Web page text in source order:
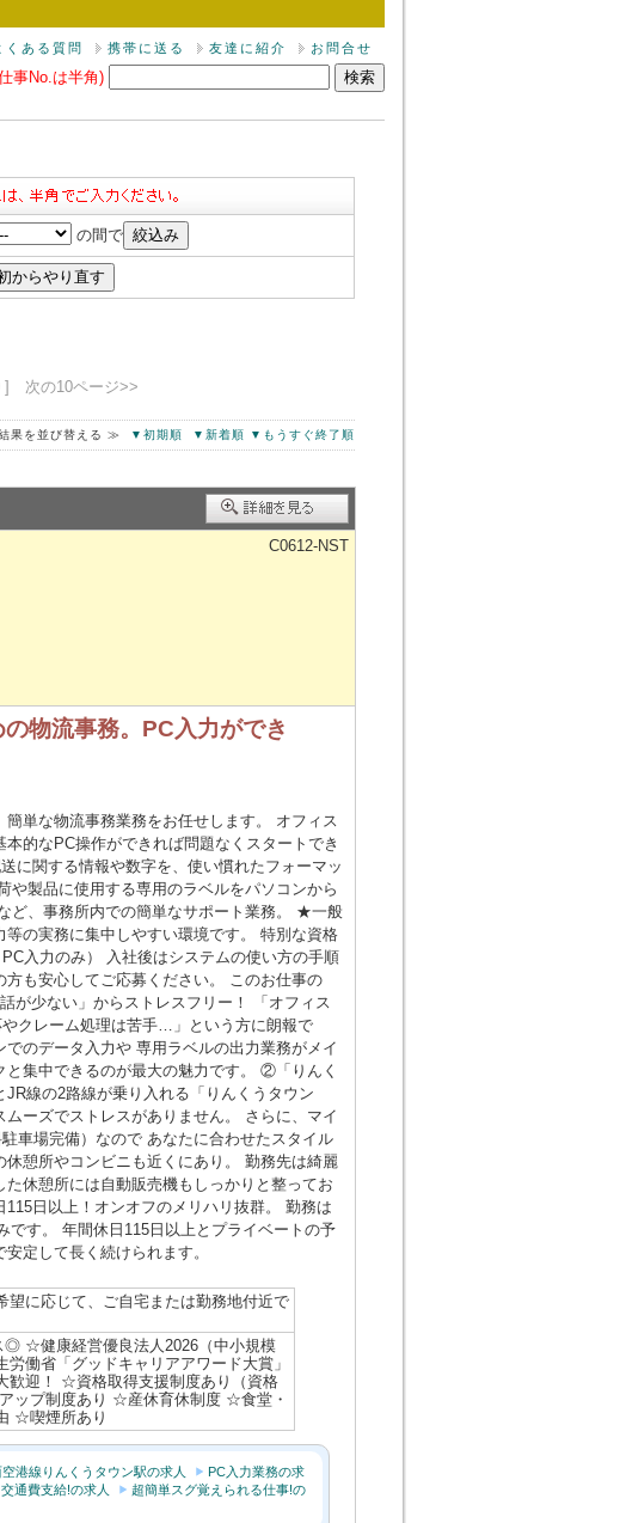
くある質問 携帯に送る 友達に紹介 お問合せ
事No.は半角)
の間で
] 次の10ページ>>
果を並び替える ≫ ▼初期順 ▼新着順 ▼もうすぐ終了順
C0612-NST
物流事務。PC入力ができ
単な物流事務業務をお任せします。 オフィス
的なPC操作ができれば問題なくスタートでき
に関する情報や数字を、使い慣れたフォーマッ
や製品に使用する専用のラベルをパソコンから
ど、事務所内での簡単なサポート業務。 ★一般
の実務に集中しやすい環境です。 特別な資格
入力のみ） 入社後はシステムの使い方の手順
も安心してご応募ください。 このお仕事の
が少ない」からストレスフリー！ 「オフィス
クレーム処理は苦手…」という方に朗報で
のデータ入力や 専用ラベルの出力業務がメイ
集中できるのが最大の魅力です。 ②「りんく
線の2路線が乗り入れる「りんくうタウン
ーズでストレスがありません。 さらに、マイ
車場完備）なので あなたに合わせたスタイル
憩所やコンビニも近くにあり。 勤務先は綺麗
休憩所には自動販売機もしっかりと整ってお
日以上！オンオフのメリハリ抜群。 勤務は
です。 年間休日115日以上とプライベートの予
定して長く続けられます。
に応じて、ご自宅または勤務地付近で
☆健康経営優良法人2026（中小規模
働省「グッドキャリアアワード大賞」
歓迎！ ☆資格取得支援制度あり（資格
ップ制度あり ☆産休育休制度 ☆食堂・
☆喫煙所あり
港線りんくうタウン駅の求人
PC入力業務の求
交通費支給!の求人
超簡単スグ覚えられる仕事!の